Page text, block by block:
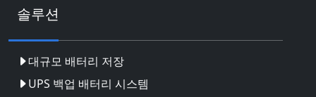
솔루션
대규모 배터리 저장
UPS 백업 배터리 시스템